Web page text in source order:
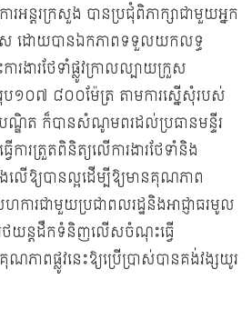
រអន្តរក្រសួង បានប្រជុំពិភាក្សាជាមួយអ្នក
េស ដោយបានឯកភាពទទួលយកលទ្ធ
រងារថែទាំផ្លូវក្រាលល្បាយក្រួស
ប១០៧ ៨០០ម៉ែត្រ តាមការស្នើសុំរបស់
ណ្ឌិត ក៏បានសំណូមពរដល់ប្រធានមន្ទីរ
ការត្រួតពិនិត្យលើការងារថែទាំនិង
ើឱ្យបានល្អដើម្បីឱ្យមានគុណភាព
រជាមួយប្រជាពលរដ្ឋនិងអាជ្ញាធរមូល
រថយន្តដឹកទំនិញលើសចំណុះធ្វើ
ណភាពផ្លូវនេះឱ្យប្រើប្រាស់បានគង់វង្សយូរ